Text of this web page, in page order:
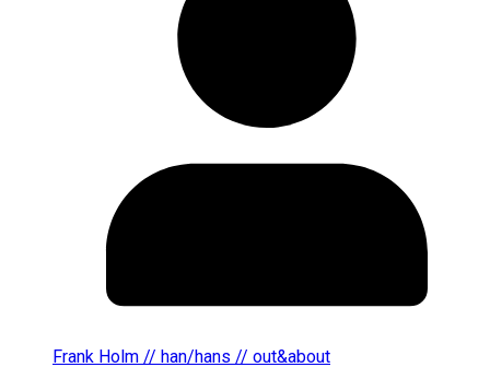
Frank Holm // han/hans // out&about